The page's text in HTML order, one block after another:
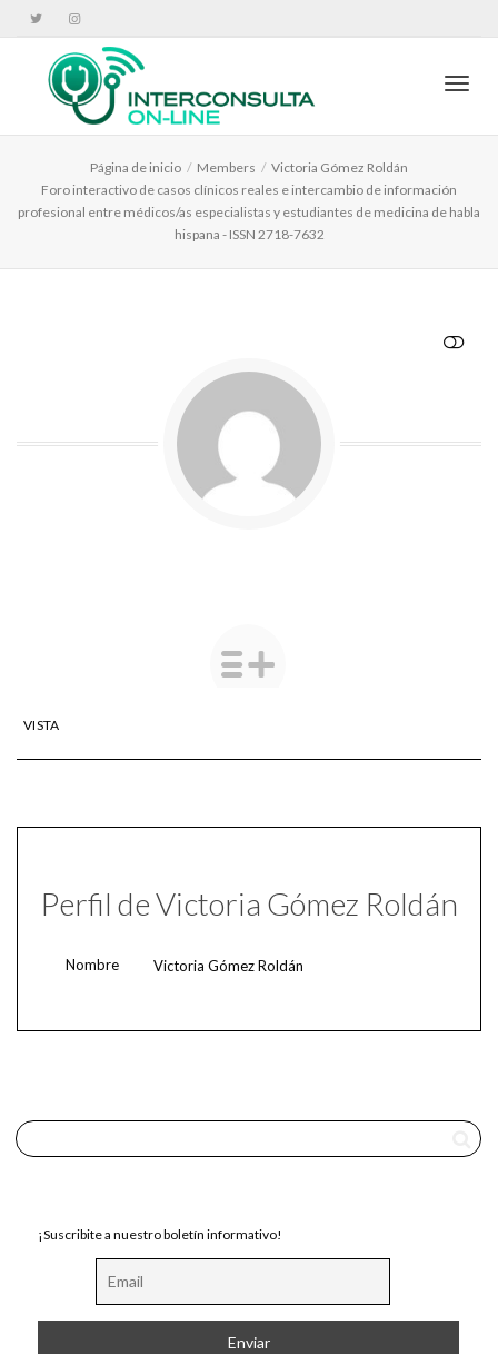
Página de inicio Members
Victoria Gómez Roldán
Foro interactivo de casos clínicos reales e intercambio de información
profesional entre médicos/as especialistas y estudiantes de medicina de habla
hispana - ISSN 2718-7632
VISTA
Perfil de Victoria Gómez Roldán
Nombre Victoria Gómez Roldán
¡Suscribite a nuestro boletín informativo!